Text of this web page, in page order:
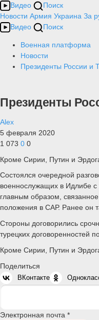
Видео
Поиск
Новости Армия Украина За
Видео
Поиск
Военная платформа
Новости
Президенты России и
Президенты
Alex
5 февраля 2020
1 073 0 0
Кроме Сирии, Путин и
Состоялся очередной
военнослужащих в Идлибе с
главным образом,
положения в САР. Ранее он
Стороны договорились
турецких договоренностей
Кроме Сирии, Путин и
Поделиться
ВКонтакте
Электронная почта *